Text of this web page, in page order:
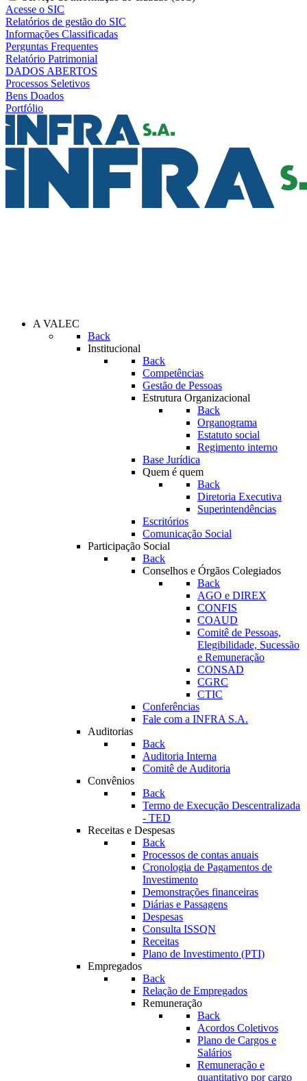
Acesse o SIC
Relatórios de gestão do SIC
Informações Classificadas
Perguntas Frequentes
Relatório Patrimonial
DADOS ABERTOS
Processos Seletivos
Bens Doados
Portfólio
A VALEC
Back
Institucional
Back
Competências
Gestão de Pessoas
Estrutura Organizacional
Back
Organograma
Estatuto social
Regimento interno
Base Jurídica
Quem é quem
Back
Diretoria Executiva
Superintendências
Escritórios
Comunicação Social
Participação Social
Back
Conselhos e Órgãos Colegiados
Back
AGO e DIREX
CONFIS
COAUD
Comitê de Pessoas,
Elegibilidade, Sucessão
e Remuneração
CONSAD
CGRC
CTIC
Conferências
Fale com a INFRA S.A.
Auditorias
Back
Auditoria Interna
Comitê de Auditoria
Convênios
Back
Termo de Execução Descentralizada
- TED
Receitas e Despesas
Back
Processos de contas anuais
Cronologia de Pagamentos de
Investimento
Demonstrações financeiras
Diárias e Passagens
Despesas
Consulta ISSQN
Receitas
Plano de Investimento (PTI)
Empregados
Back
Relação de Empregados
Remuneração
Back
Acordos Coletivos
Plano de Cargos e
Salários
Remuneração e
quantitativo por cargo